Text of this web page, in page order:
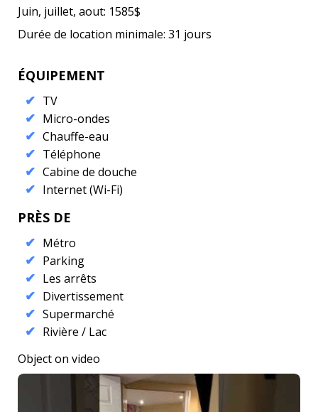
Juin, juillet, aout: 1585$
Durée de location minimale: 31 jours
ÉQUIPEMENT
TV
Micro-ondes
Chauffe-eau
Téléphone
Cabine de douche
Internet (Wi-Fi)
PRÈS DE
Métro
Parking
Les arrêts
Divertissement
Supermarché
Rivière / Lac
Object on video